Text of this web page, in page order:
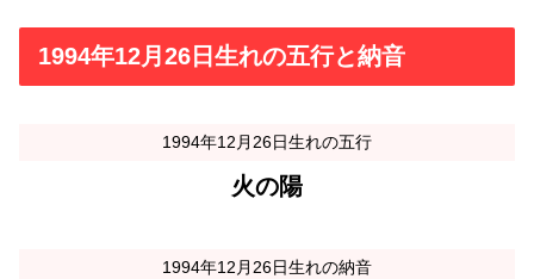
1994年12月26日生れの五行と納音
1994年12月26日生れの五行
火の陽
1994年12月26日生れの納音